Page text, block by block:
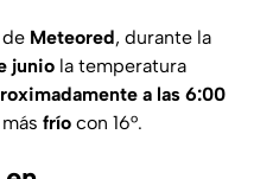
Meteored, durante la
junio la temperatura
a las 6:00
frío con 16°.